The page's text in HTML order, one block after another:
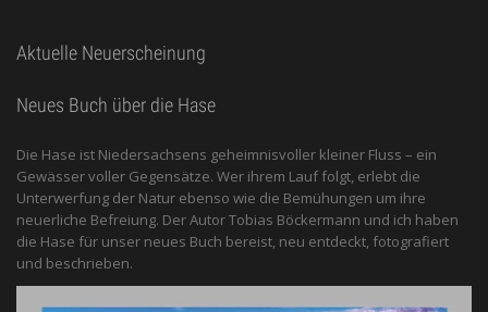
Aktuelle Neuerscheinung
Neues Buch über die Hase
Die Hase ist Niedersachsens geheimnisvoller kleiner Fluss – ein
Gewässer voller Gegensätze. Wer ihrem Lauf folgt, erlebt die
Unterwerfung der Natur ebenso wie die Bemühungen um ihre
neuerliche Befreiung. Der Autor Tobias Böckermann und ich haben
die Hase für unser neues Buch bereist, neu entdeckt, fotografiert
und beschrieben.